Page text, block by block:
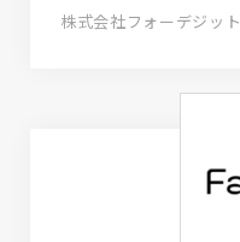
株式会社フォーデジット